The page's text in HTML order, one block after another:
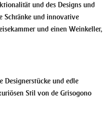
und des Designs und
Schränke und innovative
und einen Weinkeller,
und edle
Stil von de Grisogono